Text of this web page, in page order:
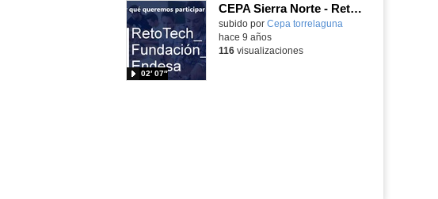
CEPA Sierra Norte - Retotech
subido por Cepa torrelaguna
02′ 07″
hace 9 años
116visualizaciones